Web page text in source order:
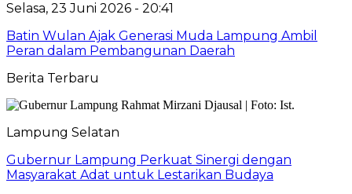
Selasa, 23 Juni 2026 - 20:41
Batin Wulan Ajak Generasi Muda Lampung Ambil
Peran dalam Pembangunan Daerah
Berita Terbaru
Lampung Selatan
Gubernur Lampung Perkuat Sinergi dengan
Masyarakat Adat untuk Lestarikan Budaya